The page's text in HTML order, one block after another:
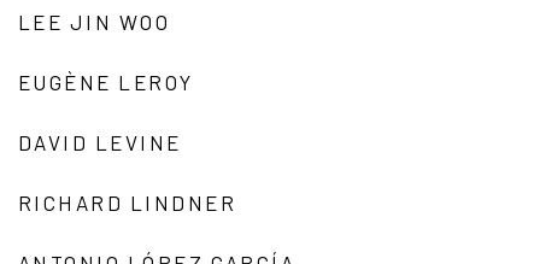
LEE JIN WOO
EUGÈNE LEROY
DAVID LEVINE
RICHARD LINDNER